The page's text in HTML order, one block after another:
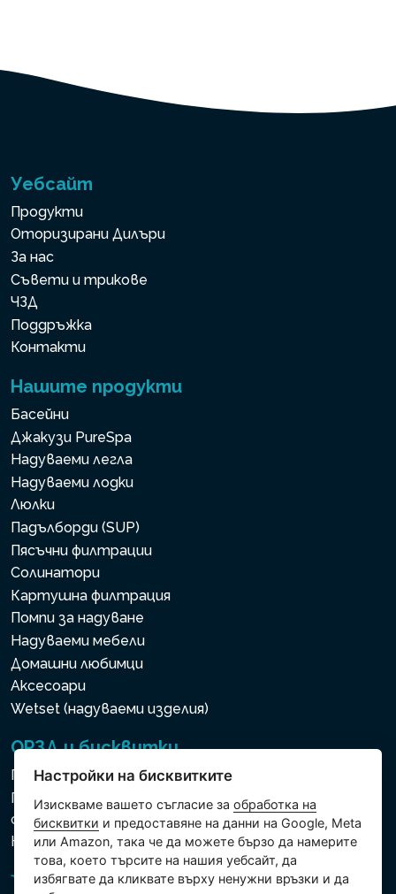
Уебсайт
Продукти
Оторизирани Дилъри
За нас
Съвети и трикове
ЧЗД
Поддръжка
Контакти
Нашите продукти
Басейни
Джакузи PureSpa
Надуваеми легла
Надуваеми лодки
Люлки
Падълборди (SUP)
Пясъчни филтрации
Солинатори
Картушна филтрация
Помпи за надуване
Надуваеми мебели
Домашни любимци
Аксесоари
Wetset (надуваеми изделия)
ОРЗД и бисквитки
Политика за използване на бисквитки
Политика за защита на личните и други
обработвани данни
Настройки на бисквитките
Настройки на бисквитките
Изискваме вашето съгласие заобработка на
бисквитки и предоставяне на данни на Google, Meta
или Amazon, така че да можете бързо да намерите
това, което търсите на нашия уебсайт, да
избягвате да кликвате върху ненужни връзки и да